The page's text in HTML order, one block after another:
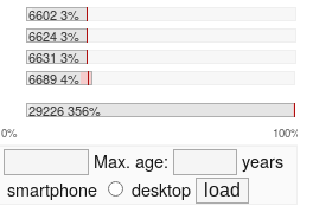
6602 3%
6624 3%
6631 3%
6689 4%
29226 356%
0% 100%
Max. age:
years
smartphone desktop